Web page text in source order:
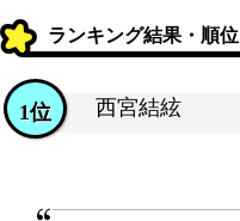
ランキング結果・順位
西宮結絃
1位